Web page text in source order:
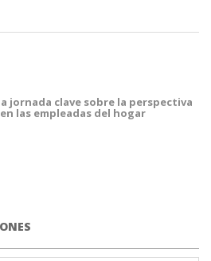
jornada clave sobre la perspectiva
las empleadas del hogar